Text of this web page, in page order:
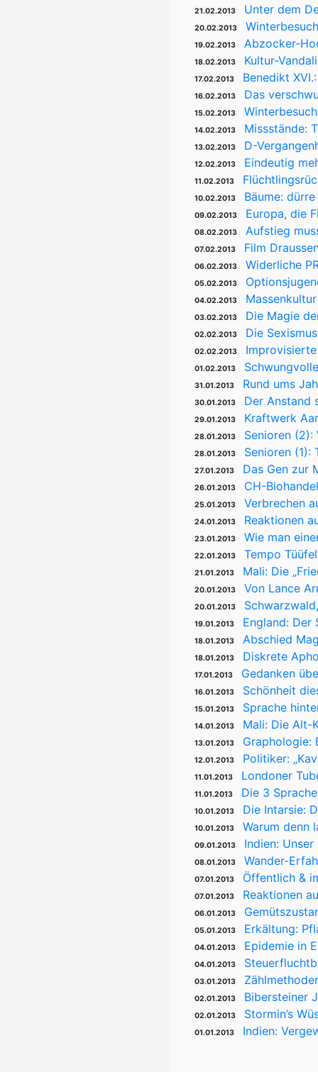
21.02.2013 Unter dem
20.02.2013
19.02.2013 Abzocker-
18.02.2013 Kultur-
17.02.2013 Benedikt
16.02.2013 Das
15.02.2013
14.02.2013 Missstände:
13.02.2013 D-
12.02.2013 Eindeutig
11.02.2013
10.02.2013 Bäume:
09.02.2013 Europa, die
08.02.2013 Aufstieg
07.02.2013 Film
06.02.2013 Widerliche
05.02.2013
04.02.2013
03.02.2013 Die Magie
02.02.2013 Die
02.02.2013
01.02.2013
31.01.2013 Rund ums
30.01.2013 Der Anstand
29.01.2013 Kraftwerk
28.01.2013 Senioren (2):
28.01.2013 Senioren
27.01.2013 Das Gen zur
26.01.2013 CH-
25.01.2013 Verbrechen
24.01.2013 Reaktionen
23.01.2013 Wie man
22.01.2013 Tempo
21.01.2013 Mali: Die
20.01.2013 Von Lance
20.01.2013
19.01.2013 England: Der
18.01.2013 Abschied
18.01.2013 Diskrete
17.01.2013 Gedanken
16.01.2013 Schönheit
15.01.2013 Sprache
14.01.2013 Mali: Die Alt-
13.01.2013 Graphologie:
12.01.2013 Politiker:
11.01.2013 Londoner
11.01.2013 Die 3
10.01.2013 Die Intarsie:
10.01.2013 Warum denn
09.01.2013 Indien:
08.01.2013 Wander-
07.01.2013 Öffentlich &
07.01.2013 Reaktionen
06.01.2013
05.01.2013 Erkältung:
04.01.2013 Epidemie in
04.01.2013
03.01.2013
02.01.2013 Bibersteiner
02.01.2013 Stormin’s
01.01.2013 Indien: